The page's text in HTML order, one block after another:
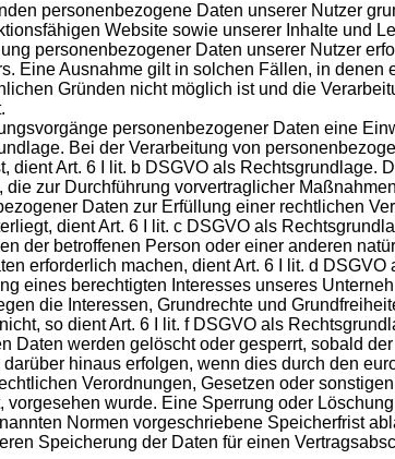
personenbezogene Daten unserer Nutzer
Website sowie unserer Inhalte und
personenbezogener Daten unserer Nutzer
Eine Ausnahme gilt in solchen Fällen, in denen
Gründen nicht möglich ist und die
personenbezogener Daten eine
Bei der Verarbeitung von
dient Art. 6 I lit. b DSGVO als Rechtsgrundlage.
die zur Durchführung vorvertraglicher
Daten zur Erfüllung einer rechtlichen
dient Art. 6 I lit. c DSGVO als
der betroffenen Person oder einer anderen
erforderlich machen, dient Art. 6 I lit. d
eines berechtigten Interesses unseres
die Interessen, Grundrechte und
so dient Art. 6 I lit. f DSGVO als
Daten werden gelöscht oder gesperrt, sobald
hinaus erfolgen, wenn dies durch den
Verordnungen, Gesetzen oder
vorgesehen wurde. Eine Sperrung oder
Normen vorgeschriebene Speicherfrist
Speicherung der Daten für einen